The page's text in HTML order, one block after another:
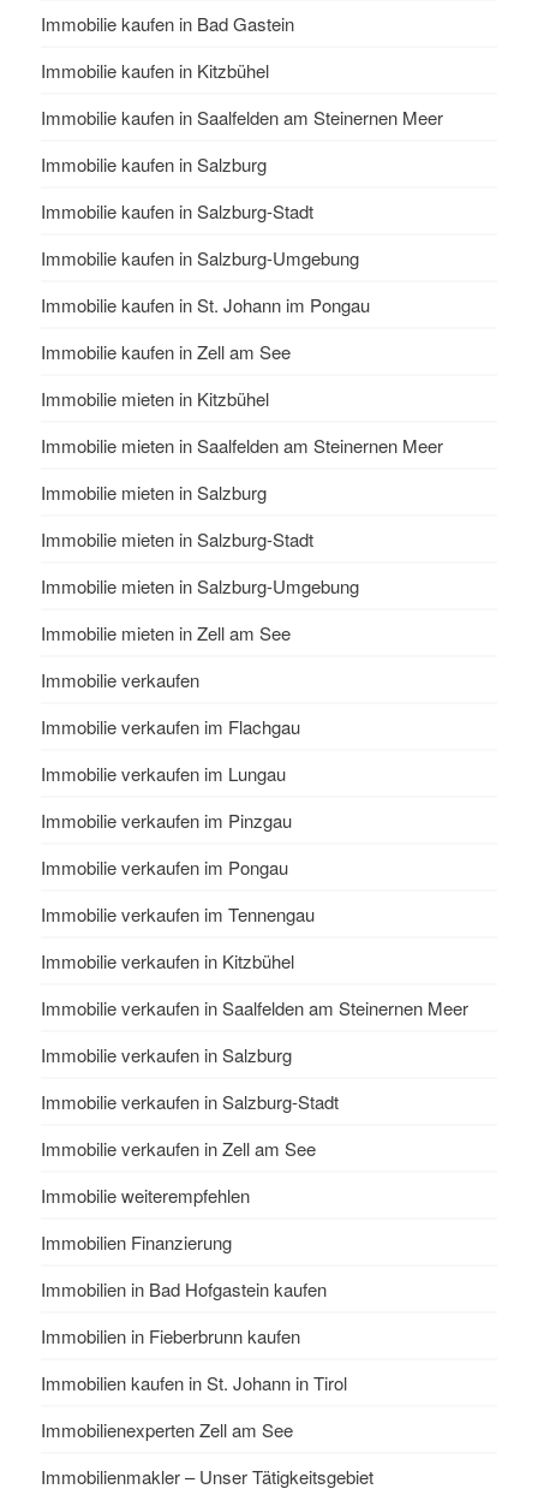
Immobilie kaufen in Bad Gastein
Immobilie kaufen in Kitzbühel
Immobilie kaufen in Saalfelden am Steinernen Meer
Immobilie kaufen in Salzburg
Immobilie kaufen in Salzburg-Stadt
Immobilie kaufen in Salzburg-Umgebung
Immobilie kaufen in St. Johann im Pongau
Immobilie kaufen in Zell am See
Immobilie mieten in Kitzbühel
Immobilie mieten in Saalfelden am Steinernen Meer
Immobilie mieten in Salzburg
Immobilie mieten in Salzburg-Stadt
Immobilie mieten in Salzburg-Umgebung
Immobilie mieten in Zell am See
Immobilie verkaufen
Immobilie verkaufen im Flachgau
Immobilie verkaufen im Lungau
Immobilie verkaufen im Pinzgau
Immobilie verkaufen im Pongau
Immobilie verkaufen im Tennengau
Immobilie verkaufen in Kitzbühel
Immobilie verkaufen in Saalfelden am Steinernen Meer
Immobilie verkaufen in Salzburg
Immobilie verkaufen in Salzburg-Stadt
Immobilie verkaufen in Zell am See
Immobilie weiterempfehlen
Immobilien Finanzierung
Immobilien in Bad Hofgastein kaufen
Immobilien in Fieberbrunn kaufen
Immobilien kaufen in St. Johann in Tirol
Immobilienexperten Zell am See
Immobilienmakler – Unser Tätigkeitsgebiet